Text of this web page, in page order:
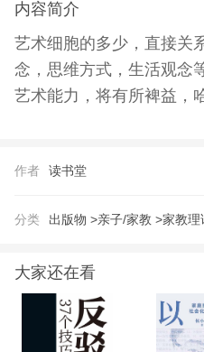
内容简介
艺术细胞的多少，直接关
念，思维方式，生活观念
艺术能力，将有所裨益，
作者 读书堂
分类 出版物 >亲子/家教 >家教理
大家还在看